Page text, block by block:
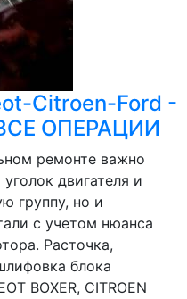
Citroen-Ford -
ВСЕ ОПЕРАЦИИ
ремонте важно
двигателя и
группу, но и
с учетом нюанса
Расточка,
блока
BOXER, CITROEN